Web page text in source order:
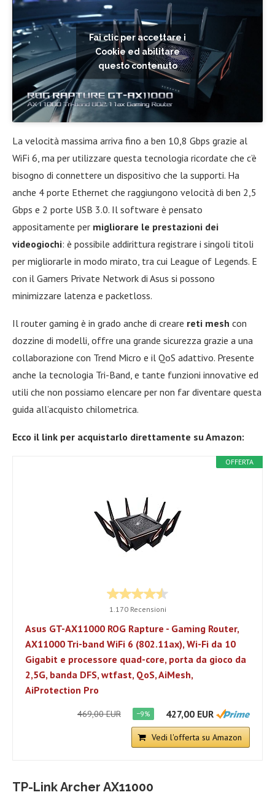
Fai clic per accettare i
Cookie ed abilitare
questo contenuto
La velocità massima arriva fino a ben 10,8 Gbps grazie al
WiFi 6, ma per utilizzare questa tecnologia ricordate che c’è
bisogno di connettere un dispositivo che la supporti. Ha
anche 4 porte Ethernet che raggiungono velocità di ben 2,5
Gbps e 2 porte USB 3.0. Il software è pensato
appositamente per migliorare le prestazioni dei
videogiochi: è possibile addirittura registrare i singoli titoli
per migliorarle in modo mirato, tra cui League of Legends. E
con il Gamers Private Network di Asus si possono
minimizzare latenza e packetloss.
Il router gaming è in grado anche di creare reti mesh con
dozzine di modelli, offre una grande sicurezza grazie a una
collaborazione con Trend Micro e il QoS adattivo. Presente
anche la tecnologia Tri-Band, e tante funzioni innovative ed
utili che non possiamo elencare per non far diventare questa
guida all’acquisto chilometrica.
Ecco il link per acquistarlo direttamente su Amazon:
OFFERTA
1.170 Recensioni
Asus GT-AX11000 ROG Rapture - Gaming Router,
AX11000 Tri-band WiFi 6 (802.11ax), Wi-Fi da 10
Gigabit e processore quad-core, porta da gioco da
2,5G, banda DFS, wtfast, QoS, AiMesh,
AiProtection Pro
469,00 EUR −9% 427,00 EUR
Vedi l'offerta su Amazon
TP-Link Archer AX11000